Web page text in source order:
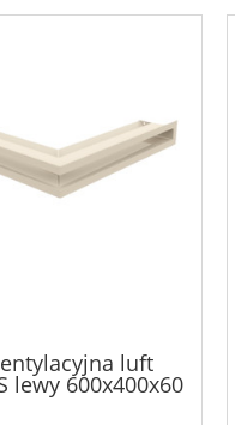
luft
lewy 600x400x60
kremowy